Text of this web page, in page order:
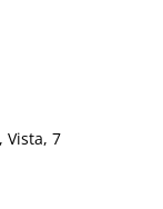
Vista, 7